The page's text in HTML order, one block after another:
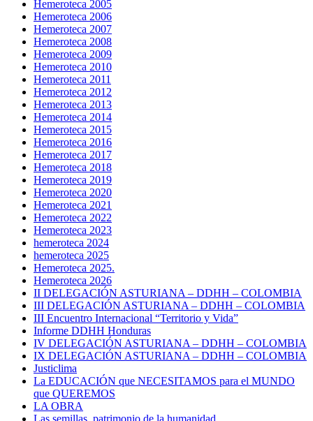
Hemeroteca 2005
Hemeroteca 2006
Hemeroteca 2007
Hemeroteca 2008
Hemeroteca 2009
Hemeroteca 2010
Hemeroteca 2011
Hemeroteca 2012
Hemeroteca 2013
Hemeroteca 2014
Hemeroteca 2015
Hemeroteca 2016
Hemeroteca 2017
Hemeroteca 2018
Hemeroteca 2019
Hemeroteca 2020
Hemeroteca 2021
Hemeroteca 2022
Hemeroteca 2023
hemeroteca 2024
hemeroteca 2025
Hemeroteca 2025.
Hemeroteca 2026
II DELEGACIÓN ASTURIANA – DDHH – COLOMBIA
III DELEGACIÓN ASTURIANA – DDHH – COLOMBIA
III Encuentro Internacional “Territorio y Vida”
Informe DDHH Honduras
IV DELEGACIÓN ASTURIANA – DDHH – COLOMBIA
IX DELEGACIÓN ASTURIANA – DDHH – COLOMBIA
Justiclima
La EDUCACIÓN que NECESITAMOS para el MUNDO
que QUEREMOS
LA OBRA
Las semillas, patrimonio de la humanidad